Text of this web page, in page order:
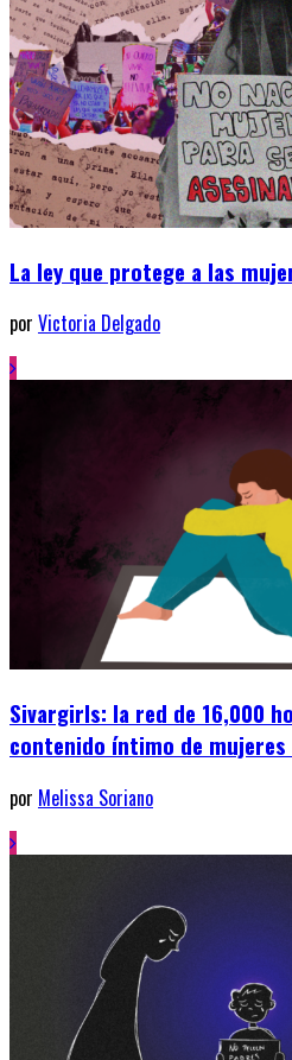
La ley que protege a las
por Victoria Delgado
Sivargirls: la red de 16,000
contenido íntimo de mujeres
por Melissa Soriano